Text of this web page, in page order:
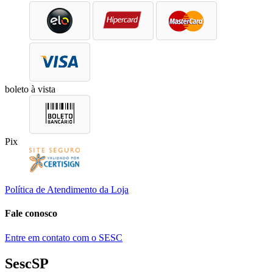
boleto à vista
Pix
Política de Atendimento da Loja
Fale conosco
Entre em contato com o SESC
SescSP